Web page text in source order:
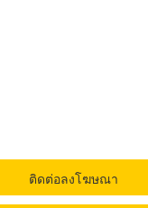
ติดต่อลงโฆษณา